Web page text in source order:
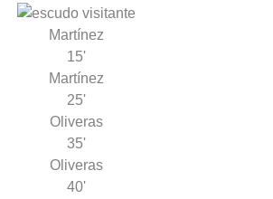
Martínez
15'
Martínez
25'
Oliveras
35'
Oliveras
40'